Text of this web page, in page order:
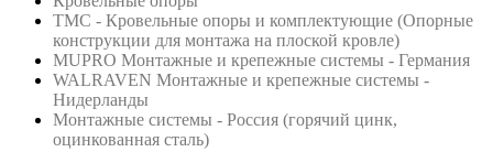
ТМС - Кровельные опоры и комплектующие (Опорные
конструкции для монтажа на плоской кровле)
MUPRO Монтажные и крепежные системы - Германия
WALRAVEN Монтажные и крепежные системы -
Нидерланды
Монтажные системы - Россия (горячий цинк,
оцинкованная сталь)